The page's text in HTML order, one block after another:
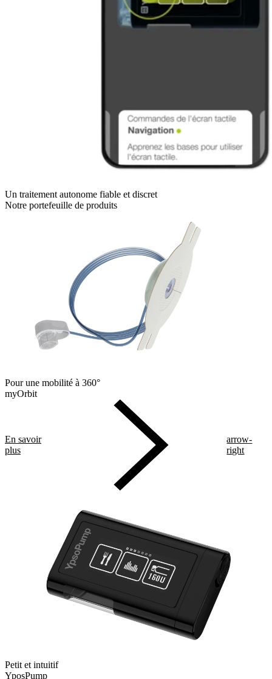
Un traitement autonome fiable et discret
Notre portefeuille de produits
Pour une mobilité à 360°
myOrbit
En savoir
plus
arrow-
right
Petit et intuitif
YposPump